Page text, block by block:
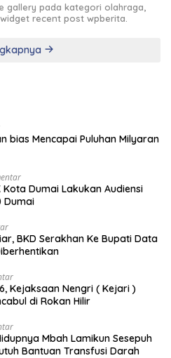
gallery pada kategori olahraga,
recent post wpberita.
bias Mencapai Puluhan Milyaran
Kota Dumai Lakukan Audiensi
Dumai
BKD Serakhan Ke Bupati Data
Nengri ( Kejari )
di Rokan Hilir
Mbah Lamikun Sesepuh
Bantuan Transfusi Darah